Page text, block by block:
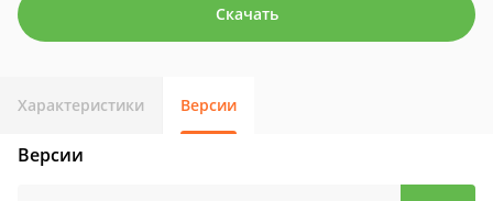
Скачать
Характеристики Версии
Версии